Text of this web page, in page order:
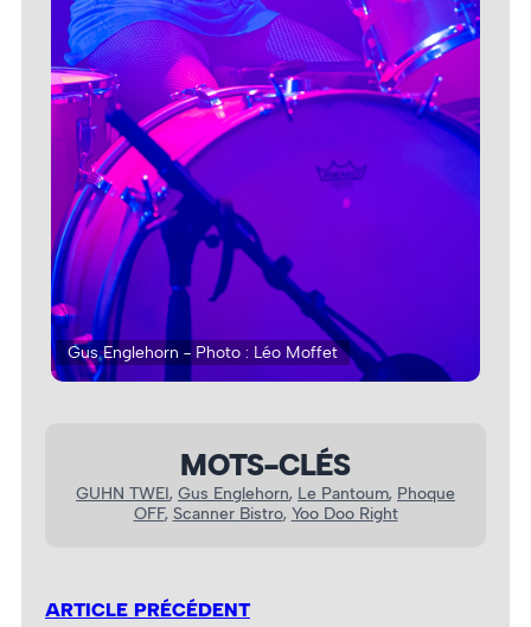
Gus Englehorn - Photo : Léo Moffet
MOTS-CLÉS
GUHN TWEI, Gus Englehorn, Le Pantoum, Phoque
OFF, Scanner Bistro, Yoo Doo Right
ARTICLE PRÉCÉDENT